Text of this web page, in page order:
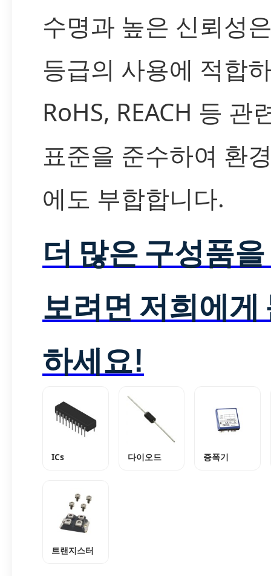
수명과 높은 신뢰성
등급의 사용에 적합
RoHS, REACH 등 관
표준을 준수하여 환
에도 부합합니다.
더 많은 구성품
보려면 저희에게
하세요!
ICs 다이오드 증폭기
트랜지스터